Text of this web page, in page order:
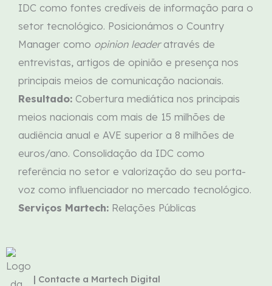
IDC como fontes credíveis de informação para o
setor tecnológico. Posicionámos o Country
Manager como opinionleaderatravés de
entrevistas, artigos de opinião e presença nos
principais meios de comunicação nacionais.
Resultado: Cobertura mediática nos principais
meios nacionais com mais de 15 milhões de
audiência anual e AVE superior a 8 milhões de
euros/ano. Consolidação da IDC como
referência no setor e valorização do seu porta-
voz como influenciador no mercado tecnológico.
Serviços Martech: Relações Públicas
| Contacte a Martech Digital